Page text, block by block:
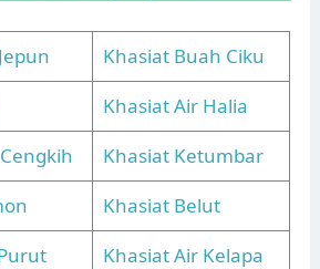
Khasiat Buah Ciku
Khasiat Air Halia
Khasiat Ketumbar
Khasiat Belut
Khasiat Air Kelapa